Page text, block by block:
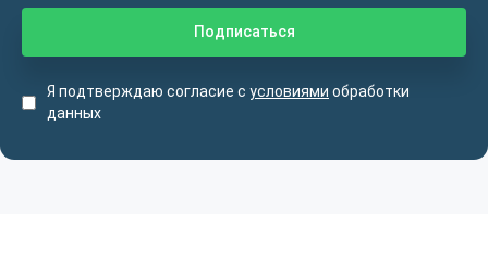
Я подтверждаю согласие с условиями обработки
данных